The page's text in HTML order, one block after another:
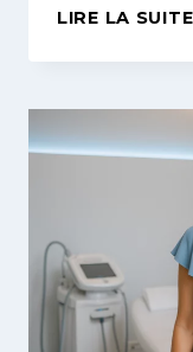
LIRE LA SUITE